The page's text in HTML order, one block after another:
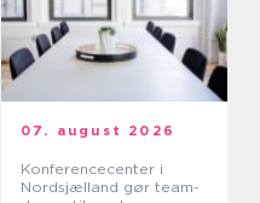
07. august 2026
Konferencecenter i
Nordsjælland gør team-